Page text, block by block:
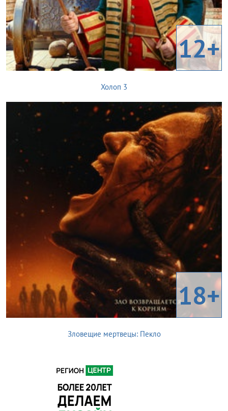
12+
Холоп 3
18+
Зловещие мертвецы: Пекло